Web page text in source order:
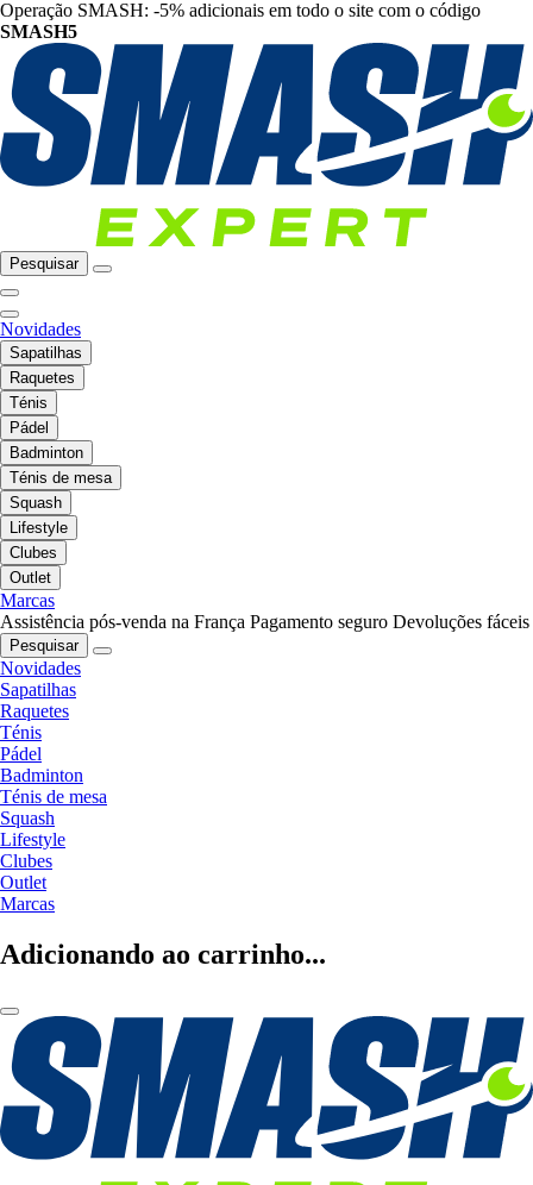
Operação SMASH: -5% adicionais em todo o site com o código
SMASH5
Pesquisar
Novidades
Sapatilhas
Raquetes
Ténis
Pádel
Badminton
Ténis de mesa
Squash
Lifestyle
Clubes
Outlet
Marcas
Assistência pós-venda na França Pagamento seguro Devoluções fáceis
Pesquisar
Novidades
Sapatilhas
Raquetes
Ténis
Pádel
Badminton
Ténis de mesa
Squash
Lifestyle
Clubes
Outlet
Marcas
Adicionando ao carrinho...